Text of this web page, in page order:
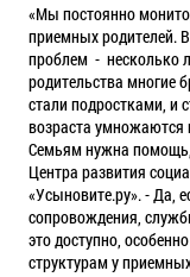
«Мы постоянно
приемных родителей.
проблем - несколько
родительства многие
стали подростками, и
возраста умножаются
Семьям нужна
Центра развития
«Усыновите.ру». - Да,
сопровождения,
это доступно,
структурам у